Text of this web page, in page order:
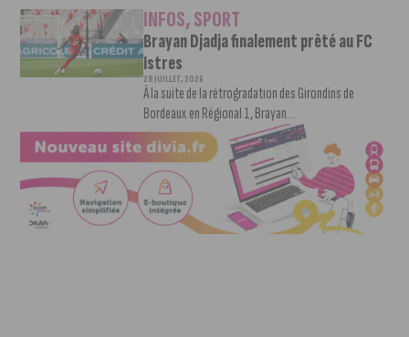
INFOS,SPORT
Brayan Djadja finalement prêté au FC
Istres
28 JUILLET, 2026
À la suite de la rétrogradation des Girondins de
Bordeaux en Régional 1, Brayan...